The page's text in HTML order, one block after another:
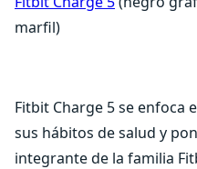
marfil)
Fitbit Charge 5 se enfoca
sus hábitos de salud y
integrante de la familia